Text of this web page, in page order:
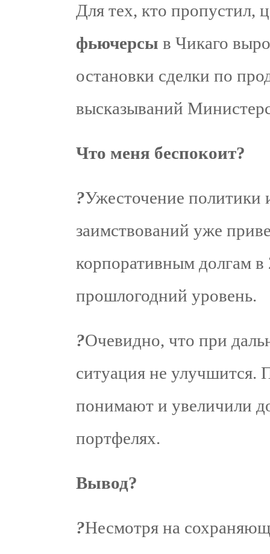
Для тех, кто пропустил,
фьючерсы в Чикаго
остановки сделки по
высказываний
Что меня беспокоит?
?Ужесточение политики
заимствований уже
корпоративным долгам
прошлогодний уровень.
?Очевидно, что при
ситуация не улучшится.
понимают и увеличили
портфелях.
Вывод?
?Несмотря на